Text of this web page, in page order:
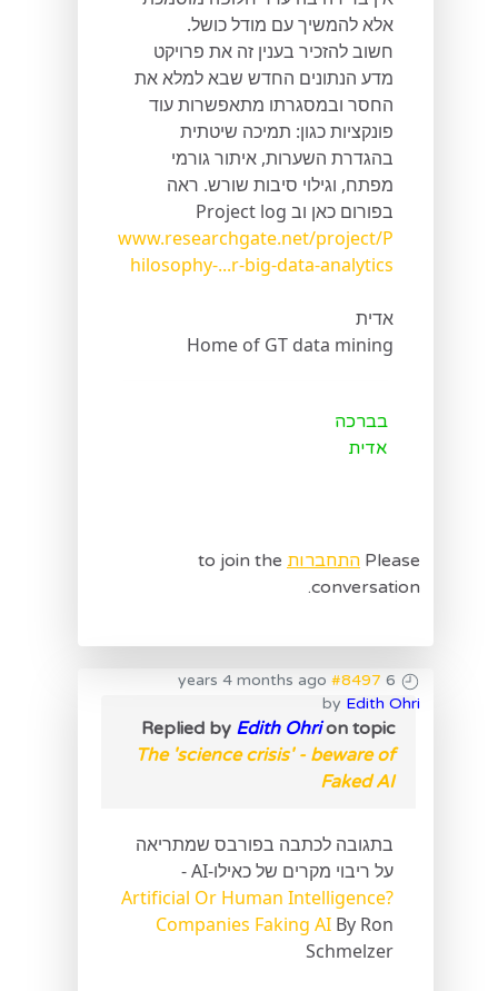
אלא להמשיך עם מודל כושל.
חשוב להזכיר בענין זה את פרויקט
מדע הנתונים החדש שבא למלא את
החסר ובמסגרתו מתאפשרות עוד
פונקציות כגון: תמיכה שיטתית
בהגדרת השערות, איתור גורמי
מפתח, וגילוי סיבות שורש. ראה
בפורום כאן וב Project log
www.researchgate.net/project/P
hilosophy-...r-big-data-analytics
אדית
Home of GT data mining
בברכה
אדית
Please התחברות to join the
conversation.
6 years 4 months ago
#8497
by Edith Ohri
Replied by Edith Ohrion topic
The 'science crisis' - beware of
Faked AI
בתגובה לכתבה בפורבס שמתריאה
על ריבוי מקרים של כאילו-AI -
Artificial Or Human Intelligence?
Companies Faking AI By Ron
Schmelzer